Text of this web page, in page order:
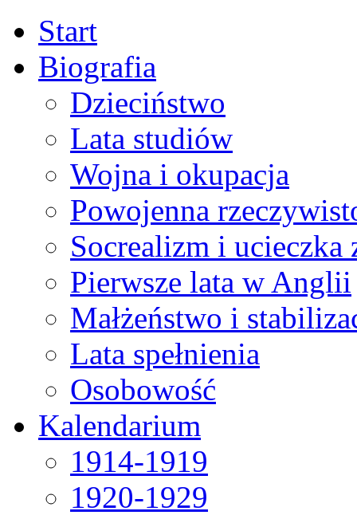
Start
Biografia
Dzieciństwo
Lata studiów
Wojna i okupacja
Powojenna
Socrealizm i ucieczka
Pierwsze lata w Anglii
Małżeństwo i
Lata spełnienia
Osobowość
Kalendarium
1914-1919
1920-1929